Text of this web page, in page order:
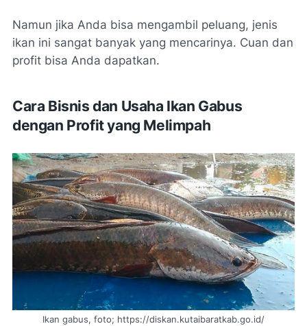
Namun jika Anda bisa mengambil peluang, jenis
ikan ini sangat banyak yang mencarinya. Cuan dan
profit bisa Anda dapatkan.
Cara Bisnis dan Usaha Ikan Gabus
dengan Profit yang Melimpah
Ikan gabus, foto; https://diskan.kutaibaratkab.go.id/